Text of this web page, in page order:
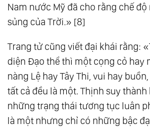
Nam nước Mỹ đã cho rằng chế độ
sủng của Trời.» [8]
Trang tử cũng viết đại khái rằng:
diện Đạo thể thì một cọng cỏ hay
nàng Lệ hay Tây Thi, vui hay
tất cả đều là một. Thịnh suy thành
những trạng thái tương tục luân
là một nhưng chỉ có những bậc